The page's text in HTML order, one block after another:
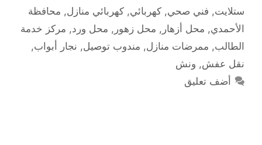
ستلايت, فني صحي, كهربائي, كهربائي منازل, محافظة
الأحمدي, محل أزهار , محل زهور , محل ورد, مركز خدمة
الطالب, ممرضات منازل, مندوب توصيل, نجار أبواب,
نقل عفش, ونش
أضف تعليق